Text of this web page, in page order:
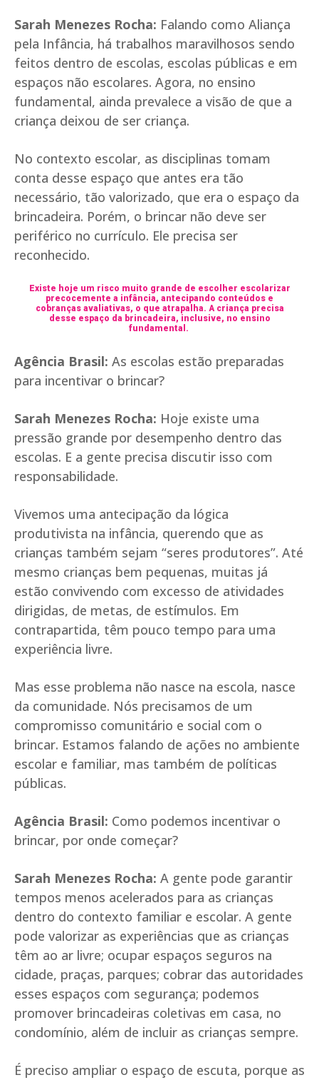
Sarah Menezes Rocha: Falando como Aliança
pela Infância, há trabalhos maravilhosos sendo
feitos dentro de escolas, escolas públicas e em
espaços não escolares. Agora, no ensino
fundamental, ainda prevalece a visão de que a
criança deixou de ser criança.
No contexto escolar, as disciplinas tomam
conta desse espaço que antes era tão
necessário, tão valorizado, que era o espaço da
brincadeira. Porém, o brincar não deve ser
periférico no currículo. Ele precisa ser
reconhecido.
Existe hoje um risco muito grande de escolher escolarizar
precocemente a infância, antecipando conteúdos e
cobranças avaliativas, o que atrapalha. A criança precisa
desse espaço da brincadeira, inclusive, no ensino
fundamental.
Agência Brasil: As escolas estão preparadas
para incentivar o brincar?
Sarah Menezes Rocha: Hoje existe uma
pressão grande por desempenho dentro das
escolas. E a gente precisa discutir isso com
responsabilidade.
Vivemos uma antecipação da lógica
produtivista na infância, querendo que as
crianças também sejam “seres produtores”. Até
mesmo crianças bem pequenas, muitas já
estão convivendo com excesso de atividades
dirigidas, de metas, de estímulos. Em
contrapartida, têm pouco tempo para uma
experiência livre.
Mas esse problema não nasce na escola, nasce
da comunidade. Nós precisamos de um
compromisso comunitário e social com o
brincar. Estamos falando de ações no ambiente
escolar e familiar, mas também de políticas
públicas.
Agência Brasil: Como podemos incentivar o
brincar, por onde começar?
Sarah Menezes Rocha: A gente pode garantir
tempos menos acelerados para as crianças
dentro do contexto familiar e escolar. A gente
pode valorizar as experiências que as crianças
têm ao ar livre; ocupar espaços seguros na
cidade, praças, parques; cobrar das autoridades
esses espaços com segurança; podemos
promover brincadeiras coletivas em casa, no
condomínio, além de incluir as crianças sempre.
É preciso ampliar o espaço de escuta, porque as